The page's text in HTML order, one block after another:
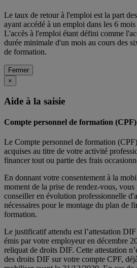
Le taux de retour à l'emploi est la part
ayant accédé à un emploi dans les 6
L'accès à l'emploi étant défini comme
durée minimale d'un mois au cours des
de formation.
Fermer
×
Aide à la saisie
Compte personnel de formation (CPF)
Le Compte personnel de formation
acquises au titre de votre activité
financer tout ou partie des frais
En donnant votre consentement à la
moment de la prise de rendez-vous, vous
conseiller en évolution professionnelle
nécessaires pour le montage du plan de
formation.
Le justificatif attendu est l’attestation
émis par votre employeur en décembre
reliquat de droits DIF. Cette attestation
des droits DIF sur votre compte CPF,